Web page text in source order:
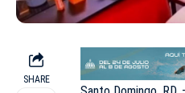
SHARE